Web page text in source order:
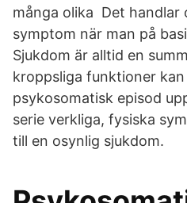
många olika Det handlar
symptom när man på
Sjukdom är alltid en
kroppsliga funktioner
psykosomatisk episod
serie verkliga, fysiska
till en osynlig sjukdom.